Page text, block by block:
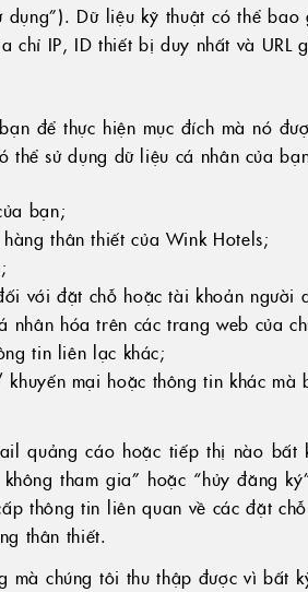
Dữ liệu kỹ thuật có thể
chỉ IP, ID thiết bị duy nhất và URL
để thực hiện mục đích mà nó
thể sử dụng dữ liệu cá nhân của
bạn;
thân thiết của Wink Hotels;
với đặt chỗ hoặc tài khoản người
nhân hóa trên các trang web của
tin liên lạc khác;
mại hoặc thông tin khác mà
quảng cáo hoặc tiếp thị nào
tham gia” hoặc “hủy đăng
thông tin liên quan về các đặt
thân thiết.
mà chúng tôi thu thập được vì bất